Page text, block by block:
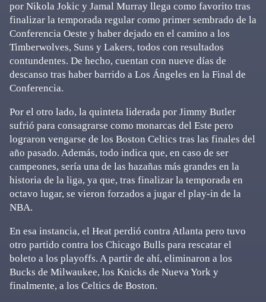
por Nikola Jokic y Jamal Murray llega como favorito tras
finalizar la temporada regular como primer sembrado de la
Conferencia Oeste y haber dejado en el camino a los
Timberwolves, Suns y Lakers, todos con resultados
contundentes. De hecho, cuentan con nueve días de
descanso tras haber barrido a Los Ángeles en la Final de
Conferencia.
Por el otro lado, la quinteta liderada por Jimmy Butler
sufrió para consagrarse como monarcas del Este pero
lograron vengarse de los Boston Celtics tras las finales del
año pasado. Además, todo indica que, en caso de ser
campeones, sería una de las hazañas más grandes en la
historia de la liga, ya que, tras finalizar la temporada en
octavo lugar, se vieron forzados a jugar el play-in de la
NBA.
En esa instancia, el Heat perdió contra Atlanta pero tuvo
otro partido contra los Chicago Bulls para rescatar el
boleto a los playoffs. A partir de ahí, eliminaron a los
Bucks de Milwaukee, los Knicks de Nueva York y
finalmente, a los Celtics de Boston.